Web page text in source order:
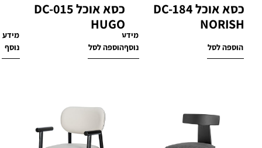
כסא אוכל DC-184
NORISH
₪890
הוספה לסל
מידע
נוסף
כסא אוכל DC-015
HUGO
₪1,600
הוספה לסל
מידע
נוסף